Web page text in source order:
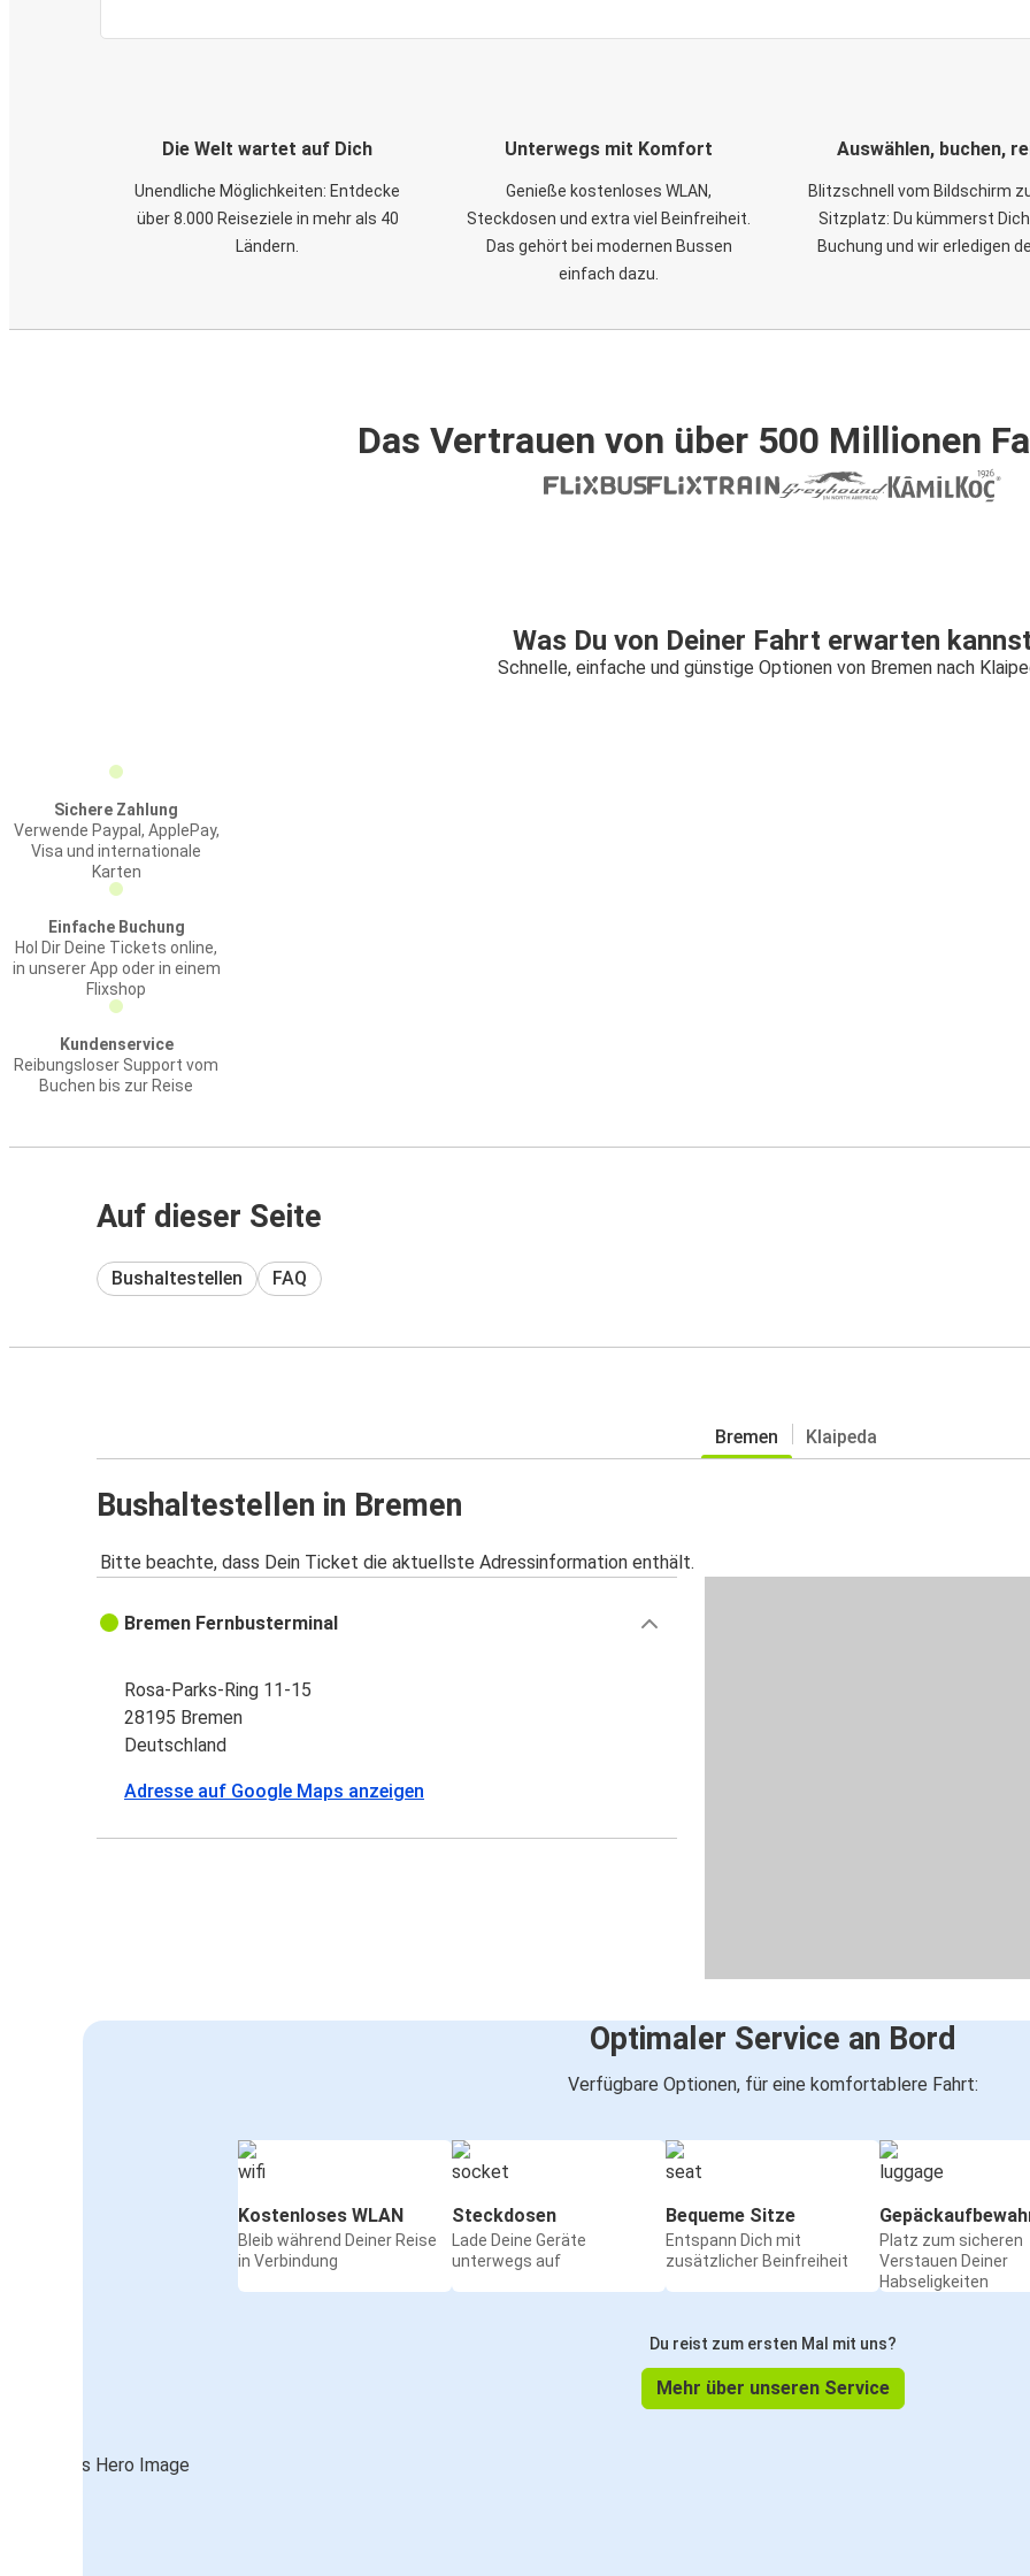
Die Welt wartet auf Dich
Unendliche Möglichkeiten: Entdecke
über 8.000 Reiseziele in mehr als 40
Ländern.
Unterwegs mit Komfort
Genieße kostenloses WLAN,
Steckdosen und extra viel Beinfreiheit.
Das gehört bei modernen Bussen
einfach dazu.
Auswählen, buchen,
Blitzschnell vom Bildschirm
Sitzplatz: Du kümmerst
Buchung und wir erledigen
Das Vertrauen von über 500 Millionen
Was Du von Deiner Fahrt erwarten kannst
Schnelle, einfache und günstige Optionen von Bremen nach
Sichere Zahlung
Verwende Paypal, ApplePay,
Visa und internationale
Karten
Einfache Buchung
Hol Dir Deine Tickets online,
in unserer App oder in einem
Flixshop
Kundenservice
Reibungsloser Support vom
Buchen bis zur Reise
Auf dieser Seite
Bushaltestellen FAQ
Bremen Klaipeda
Bushaltestellen in Bremen
Bitte beachte, dass Dein Ticket die aktuellste Adressinformation enthält.
Bremen Fernbusterminal
Rosa-Parks-Ring 11-15
28195 Bremen
Deutschland
Adresse auf Google Maps anzeigen
Optimaler Service an Bord
Verfügbare Optionen, für eine komfortablere Fahrt:
Kostenloses WLAN
Bleib während Deiner Reise
in Verbindung
Steckdosen
Lade Deine Geräte
unterwegs auf
Bequeme Sitze
Entspann Dich mit
zusätzlicher Beinfreiheit
Platz zum sicheren
Verstauen Deiner
Habseligkeiten
Du reist zum ersten Mal mit uns?
Mehr über unseren Service